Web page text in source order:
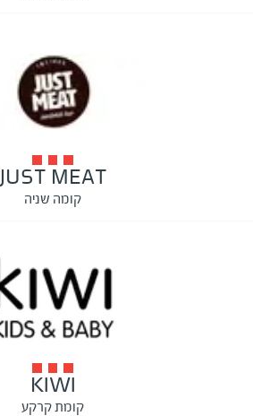
JUST MEAT
קומה שניה
KIWI
קומת קרקע